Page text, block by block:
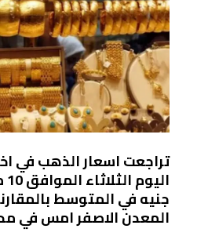
تراجعت اسعار الذهب في
جنيه في المتوسط
المعدن الاصفر امس في